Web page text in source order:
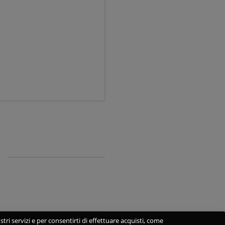
servizi e per consentirti di effettuare acquisti, come